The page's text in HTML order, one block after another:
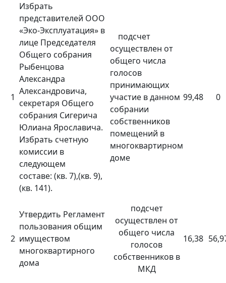
1
Избрать
представителей ООО
«Эко-Эксплуатация» в
лице Председателя
Общего собрания
Рыбенцова
Александра
Александровича,
секретаря Общего
собрания Сигерича
Юлиана Ярославича.
Избрать счетную
комиссии в
следующем
составе: (кв. 7),(кв. 9),
(кв. 141).
подсчет
осуществлен от
общего числа
голосов
принимающих
участие в данном
собрании
собственников
помещений в
многоквартирном
доме
99,48 0
2
Утвердить Регламент
пользования общим
имуществом
многоквартирного
дома
подсчет
осуществлен от
общего числа
голосов
собственников в
МКД
16,38